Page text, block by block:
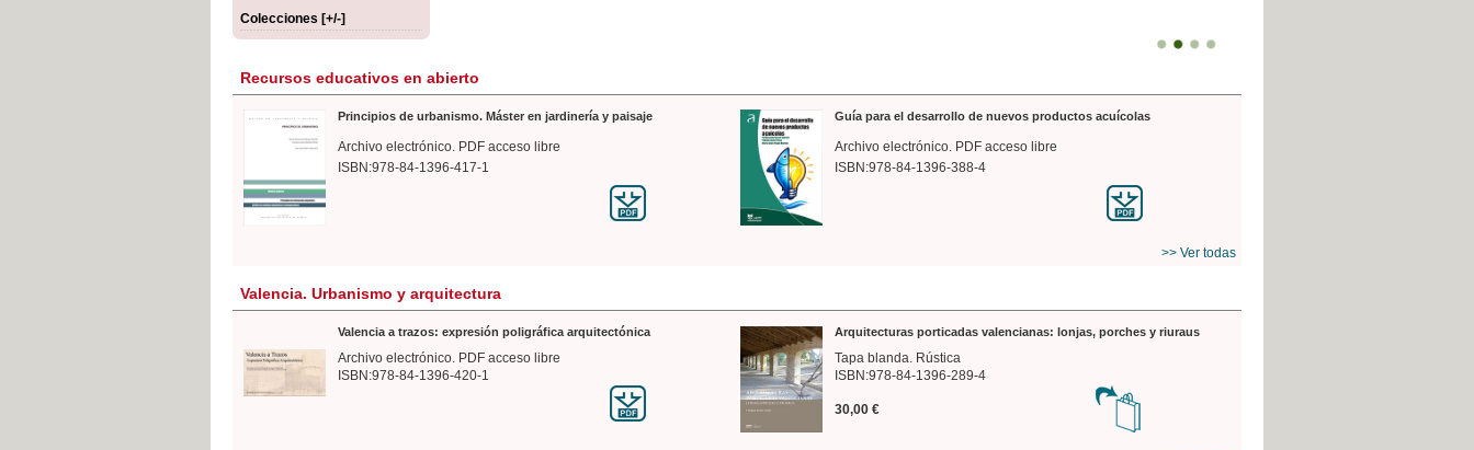
Colecciones [+/-]
Recursos educativos en abierto
Principios de urbanismo. Máster en jardinería y paisaje
Archivo electrónico. PDF acceso libre
ISBN:978-84-1396-417-1
Guía para el desarrollo de nuevos productos acuícolas
Archivo electrónico. PDF acceso libre
ISBN:978-84-1396-388-4
>> Ver todas
Valencia. Urbanismo y arquitectura
Valencia a trazos: expresión poligráfica arquitectónica
Archivo electrónico. PDF acceso libre
ISBN:978-84-1396-420-1
Arquitecturas porticadas valencianas: lonjas, porches y riuraus
Tapa blanda. Rústica
ISBN:978-84-1396-289-4
30,00 €